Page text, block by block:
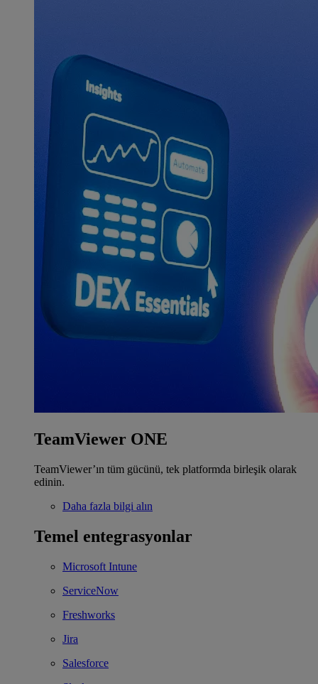
TeamViewer ONE
TeamViewer’ın tüm gücünü, tek platformda birleşik olarak
edinin.
Daha fazla bilgi alın
Temel entegrasyonlar
Microsoft Intune
ServiceNow
Freshworks
Jira
Salesforce